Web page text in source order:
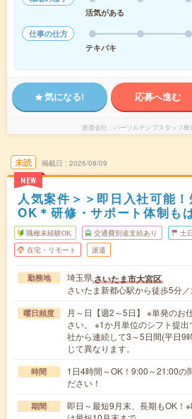
活気がある
仕事の仕方
テキパキ
気になる! 応募へ進む
派遣会社 パーソルテンプスタッフ
未読
NEW
掲載日 2026/08/09
人気案件＞＞即日入社可能
OK＊研修・サポート体制も
職種未経験OK 交通費別途支給あり 土
在宅・リモート 派遣
勤務地 埼玉県さいたま市大宮区
さいたま新都心駅から徒歩5分
曜日頻度
月～日【週2～5日】 ※単発のお
さい。 ※1か月単位のシフト提
社から連続して3～5日間(平日9
じて異なります。
時間
1日4時間～OK！9:00～21:00の
ださい！
期間
即日～最短9月末、長期もOK！